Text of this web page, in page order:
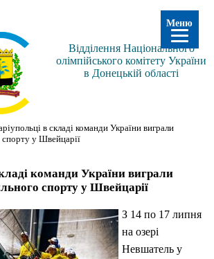
Відділення Національного
олімпійського комітету України
в Донецькій області
в складі команди України виграли
спорту у Швейцарії
команди України виграли
спорту у Швейцарії
З 14 по 17 липня
на озері
Невшатель у
Меню